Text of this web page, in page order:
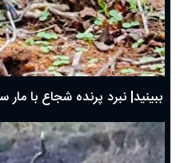
ببینید| نبرد پرنده شجاع با